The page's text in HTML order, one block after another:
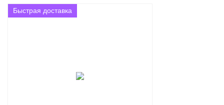
Быстрая доставка